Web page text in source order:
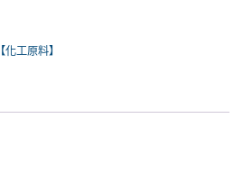
【化工原料】